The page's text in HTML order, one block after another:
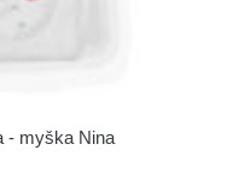
- myška Nina